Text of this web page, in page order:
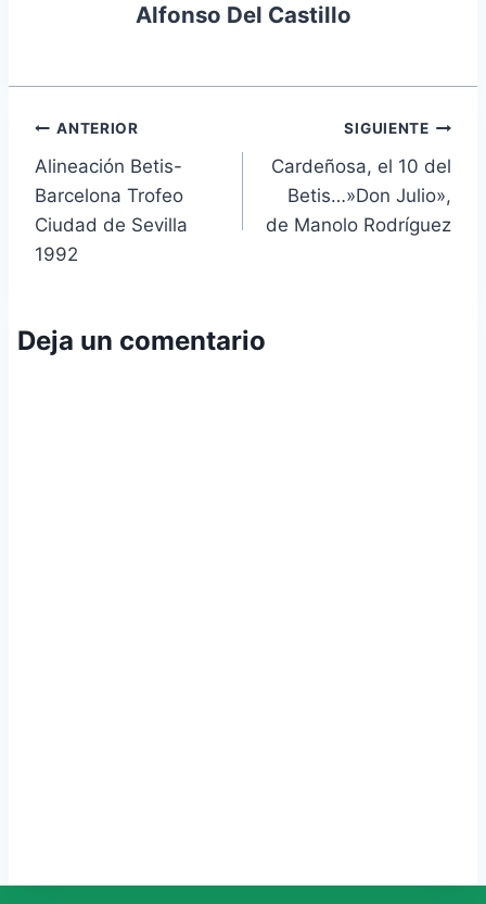
Alfonso Del Castillo
Navegación
de
entradas
ANTERIOR
Alineación Betis-
Barcelona Trofeo
Ciudad de Sevilla
1992
SIGUIENTE
Cardeñosa, el 10 del
Betis…»Don Julio»,
de Manolo Rodríguez
Deja un comentario